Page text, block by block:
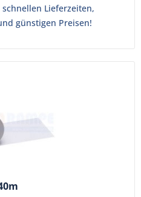
Lieferzeiten,
günstigen Preisen!